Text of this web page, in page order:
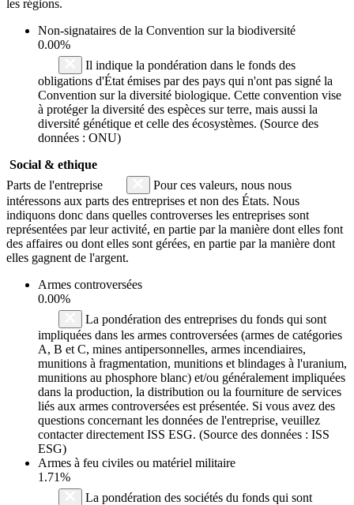
les régions.
Non-signataires de la Convention sur la biodiversité
0.00%
Il indique la pondération dans le fonds des
obligations d'État émises par des pays qui n'ont pas signé la
Convention sur la diversité biologique. Cette convention vise
à protéger la diversité des espèces sur terre, mais aussi la
diversité génétique et celle des écosystèmes. (Source des
données : ONU)
Social & ethique
Parts de l'entreprise
Pour ces valeurs, nous nous
intéressons aux parts des entreprises et non des États. Nous
indiquons donc dans quelles controverses les entreprises sont
représentées par leur activité, en partie par la manière dont elles font
des affaires ou dont elles sont gérées, en partie par la manière dont
elles gagnent de l'argent.
Armes controversées
0.00%
La pondération des entreprises du fonds qui sont
impliquées dans les armes controversées (armes de catégories
A, B et C, mines antipersonnelles, armes incendiaires,
munitions à fragmentation, munitions et blindages à l'uranium,
munitions au phosphore blanc) et/ou généralement impliquées
dans la production, la distribution ou la fourniture de services
liés aux armes controversées est présentée. Si vous avez des
questions concernant les données de l'entreprise, veuillez
contacter directement ISS ESG. (Source des données : ISS
ESG)
Armes à feu civiles ou matériel militaire
1.71%
La pondération des sociétés du fonds qui sont